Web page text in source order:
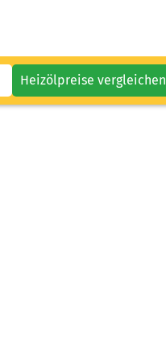
Heizölpreise vergleichen